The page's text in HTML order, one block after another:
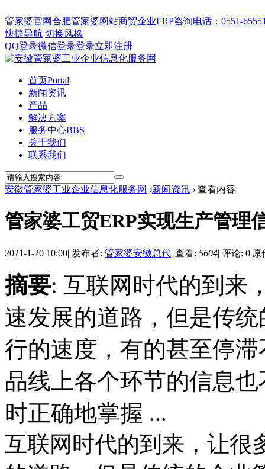
管家婆官网合肥管家婆网站商贸企业ERP咨询电话：0551-
快捷导航 切换风格
QQ登录微信登录登录立即注册
首页Portal
新闻资讯
产品
解决方案
服务中心BBS
关于我们
联系我们
安徽管家婆工业企业信息化服务网 ›新闻资讯 › 查看内容
管家婆工贸ERP实现生产管理
2021-1-20 10:00| 发布者: 管家婆安徽总代| 查看: 5604| 评论: 0|原
摘要: 互联网时代的到来
速发展的道路，但是传
行的速度，有的甚至停
品线上各个环节的信息
时正确地掌握 ...
互联网时代的到来，让很